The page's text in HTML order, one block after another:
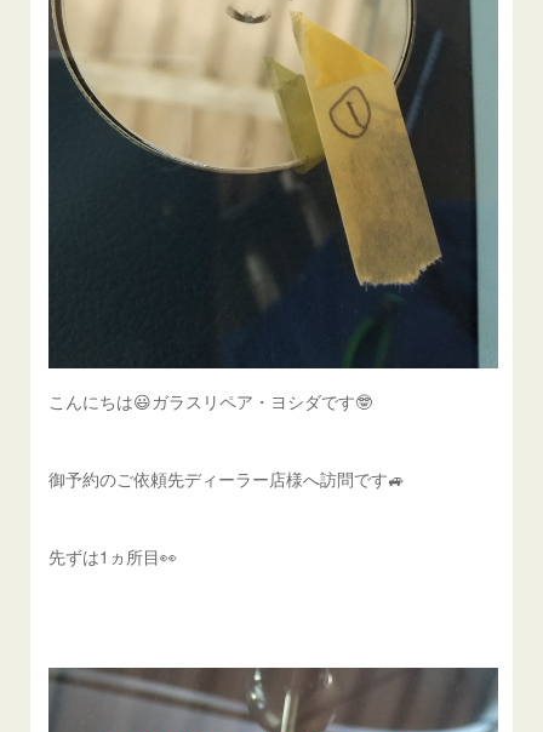
こんにちは😃ガラスリペア・ヨシダです🤓
御予約のご依頼先ディーラー店様へ訪問です🚙
先ずは1ヵ所目👀